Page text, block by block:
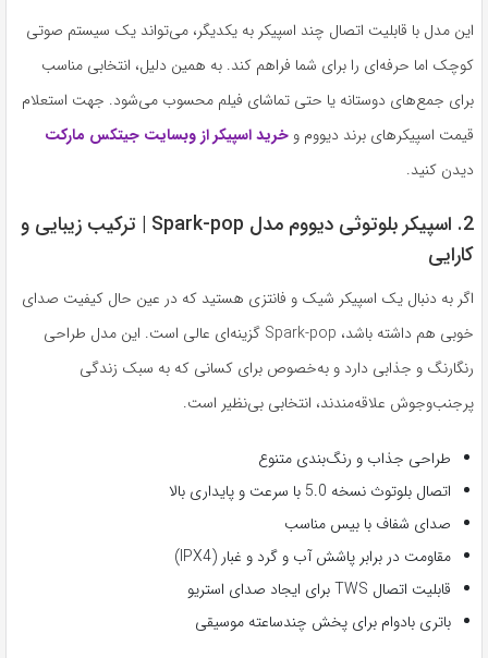
این مدل با قابلیت اتصال چند اسپیکر به یکدیگر، می‌تواند یک سیستم صوتی
کوچک اما حرفه‌ای را برای شما فراهم کند. به همین دلیل، انتخابی مناسب
برای جمع‌های دوستانه یا حتی تماشای فیلم محسوب می‌شود. جهت استعلام
قیمت اسپیکرهای برند دیووم و خرید اسپیکر از وبسایت جیتکس مارکت
دیدن کنید.
2. اسپیکر بلوتوثی دیووم مدل Spark-pop | ترکیب زیبایی و
کارایی
اگر به دنبال یک اسپیکر شیک و فانتزی هستید که در عین حال کیفیت صدای
خوبی هم داشته باشد، Spark-pop گزینه‌ای عالی است. این مدل طراحی
رنگارنگ و جذابی دارد و به‌خصوص برای کسانی که به سبک زندگی
پرجنب‌وجوش علاقه‌مندند، انتخابی بی‌نظیر است.
طراحی جذاب و رنگ‌بندی متنوع
اتصال بلوتوث نسخه 5.0 با سرعت و پایداری بالا
صدای شفاف با بیس مناسب
مقاومت در برابر پاشش آب و گرد و غبار (IPX4)
قابلیت اتصال TWS برای ایجاد صدای استریو
باتری بادوام برای پخش چندساعته موسیقی